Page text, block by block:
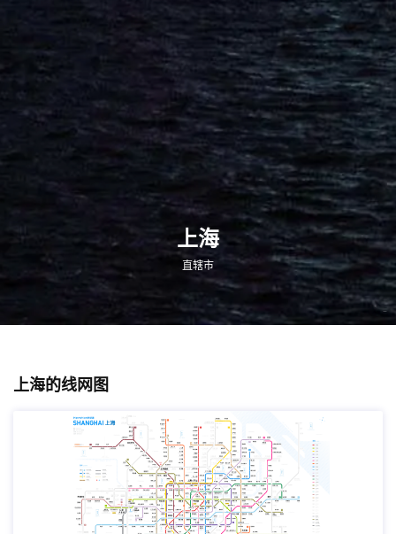
-
上海
直辖市
上海的线网图
点击跳转至MetroMan查看